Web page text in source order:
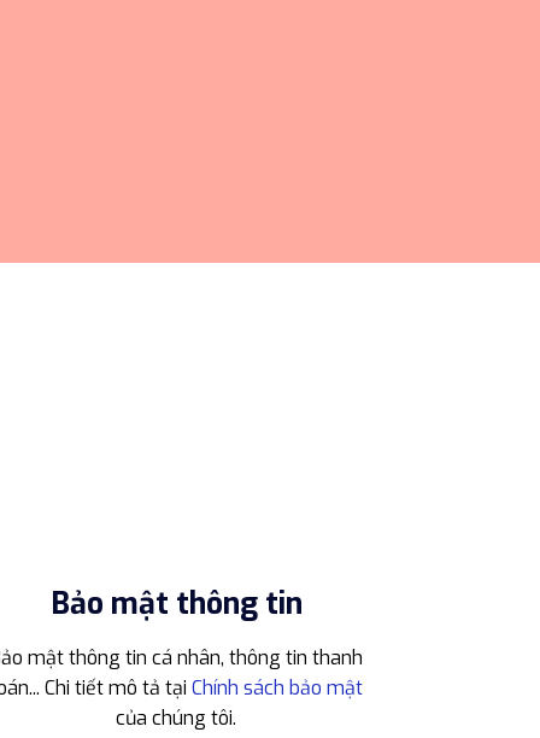
Bảo mật thông tin
mật thông tin cá nhân, thông tin thanh
Chi tiết mô tả tại Chính sách bảo mật
của chúng tôi.